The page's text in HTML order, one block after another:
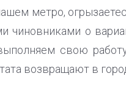
метро,
чиновниками о
свою
возвращают в